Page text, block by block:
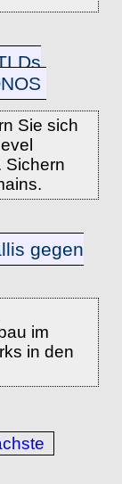
Sie sich
Sichern
gegen
im
in den